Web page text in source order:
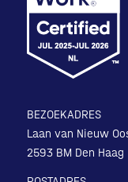
BEZOEKADRES
Laan van Nieuw
2593 BM Den Haag